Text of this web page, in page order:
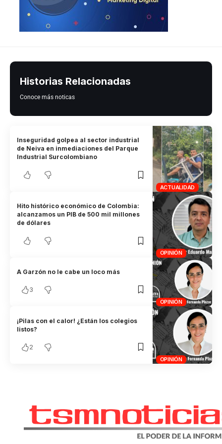
Historias Relacionadas
Conoce más noticas
ACTUALIDAD
Inseguridad golpea al sector industrial
de Neiva en inmediaciones del Parque
Industrial Surcolombiano
OPINIÓN
Hito histórico económico de Colombia:
alcanzamos un PIB de 500 mil millones
de dólares
OPINIÓN
A Garzón no le cabe un loco más
3
OPINIÓN
¡Pilas con el calor! ¿Están los colegios
listos?
2